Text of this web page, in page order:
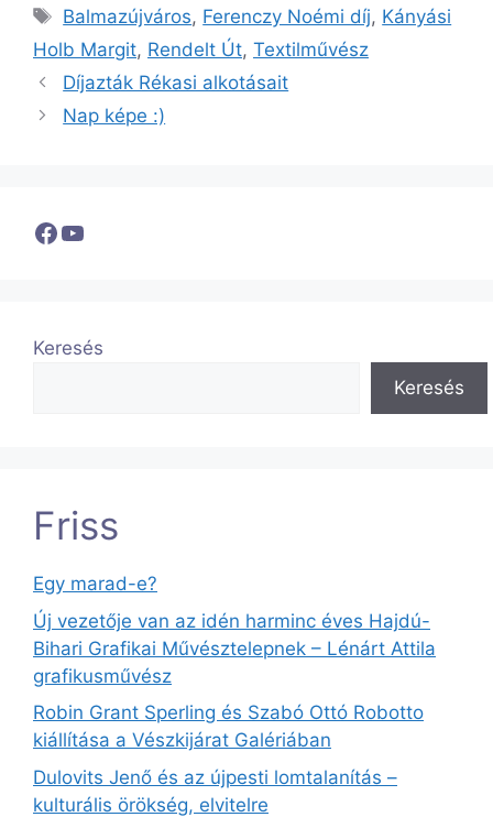
Címkék
Balmazújváros, Ferenczy Noémi díj, Kányási
Holb Margit, Rendelt Út, Textilművész
Díjazták Rékasi alkotásait
Nap képe :)
Facebook
YouTube
Keresés
Keresés
Friss
Egy marad-e?
Új vezetője van az idén harminc éves Hajdú-
Bihari Grafikai Művésztelepnek – Lénárt Attila
grafikusművész
Robin Grant Sperling és Szabó Ottó Robotto
kiállítása a Vészkijárat Galériában
Dulovits Jenő és az újpesti lomtalanítás –
kulturális örökség, elvitelre